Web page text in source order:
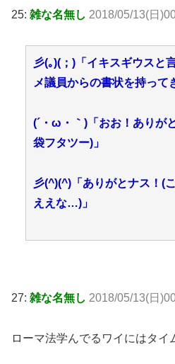
25: 雑な名無し 2018/05/13(日
彡(｡)(；)「イキスギウスと
メ議員からの書状を持って
(´・ω・｀)「おお！ありが
袋フタツー)」
彡(^)(^)「ありがとナス！(
ええな…)」
27: 雑な名無し 2018/05/13(日
ローマ法学んでるワイにはタイ